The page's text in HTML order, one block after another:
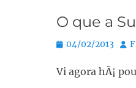
O que a
Posted
04/02/2013
Vi agora hÃ¡